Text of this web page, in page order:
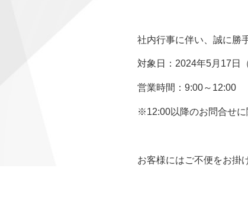
社内行事に伴い、誠に勝
対象日：2024年5月17日（
営業時間：9:00～12:00
※12:00以降のお問合せに
お客様にはご不便をお掛